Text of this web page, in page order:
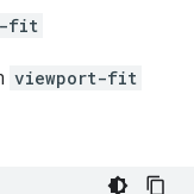
fit
viewport-fit